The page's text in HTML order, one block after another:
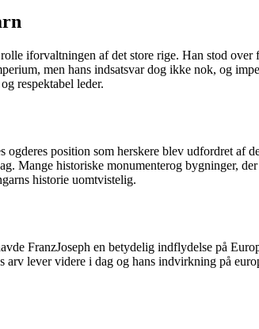
iforvaltningen af ​​det store rige. Han stod
men hans indsatsvar dog ikke nok, og
respektabel leder.
ogderes position som herskere blev udfordret
Mange historiske monumenterog bygninger,
historie uomtvistelig.
FranzJoseph en betydelig indflydelse på
arv lever videre i dag og hans indvirkning på